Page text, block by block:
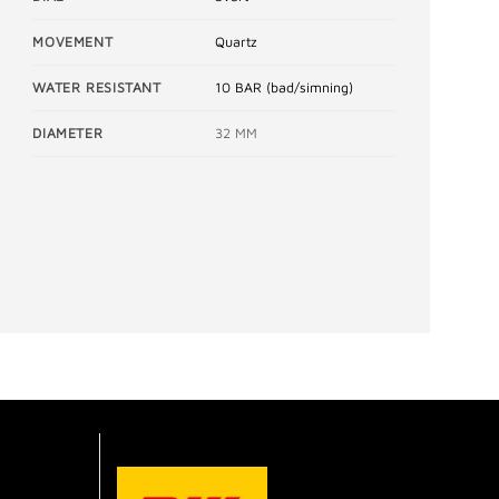
MOVEMENT Quartz
WATER RESISTANT 10 BAR (bad/simning)
DIAMETER 32 MM